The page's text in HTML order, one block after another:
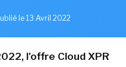
le 13 Avril 2022
l'offre Cloud XPR